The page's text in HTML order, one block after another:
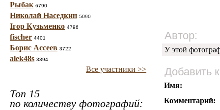
Рыбак 6790
Николай Наседкин 5090
Ігор Кузьменко 4796
fischer 4401
Борис Ассеев 3722
alek48s 3394
Все участники >>
Топ 15
по количеству фотографий:
Автор:
У этой
Добавить
Имя:
Комментарий: